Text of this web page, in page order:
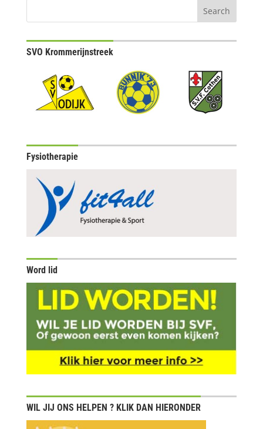
SVO Krommerijnstreek
Fysiotherapie
Word lid
WIL JIJ ONS HELPEN ? KLIK DAN HIERONDER